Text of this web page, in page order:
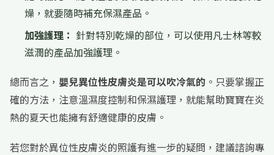
燥，就要隨時補充保濕產品。
加強護理： 針對特別乾燥的部位，可以使用凡士林等較
滋潤的產品加強護理。
總而言之， 嬰兒異位性皮膚炎是可以吹冷氣的 。只要掌握正
確的方法，注意溫濕度控制和保濕護理，就能幫助寶寶在炎
熱的夏天也能擁有舒適健康的皮膚。
若您對於異位性皮膚炎的照護有進一步的疑問，建議諮詢專